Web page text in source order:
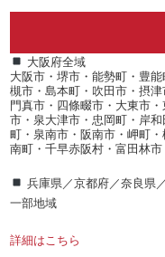
大阪府全域
大阪市・堺市・能勢町・豊
槻市・島本町・吹田市・摂
門真市・四條畷市・大東市
市・泉大津市・忠岡町・岸
町・泉南市・阪南市・岬町
南町・千早赤阪村・富田林
兵庫県／京都府／奈良県
一部地域
詳細はこちら